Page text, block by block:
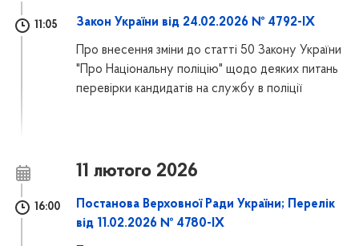
11:05 Закон України від 24.02.2026 № 4792-IX
Про внесення зміни до статті 50 Закону України
"Про Національну поліцію" щодо деяких питань
перевірки кандидатів на службу в поліції
11 лютого 2026
16:00
Постанова Верховної Ради України; Перелік
від 11.02.2026 № 4780-IX